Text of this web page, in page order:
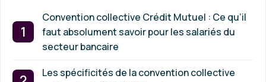
Convention collective Crédit Mutuel : Ce qu’il
faut absolument savoir pour les salariés du
secteur bancaire
Les spécificités de la convention collective